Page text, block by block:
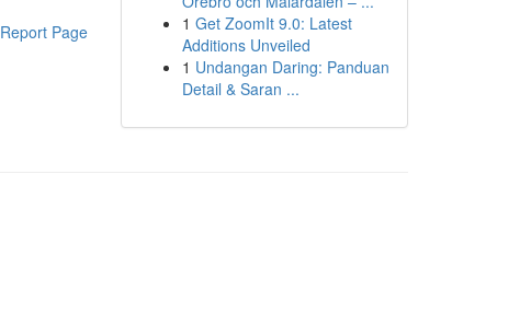
Report Page
1 Get ZoomIt 9.0: Latest
Additions Unveiled
1 Undangan Daring: Panduan
Detail & Saran ...